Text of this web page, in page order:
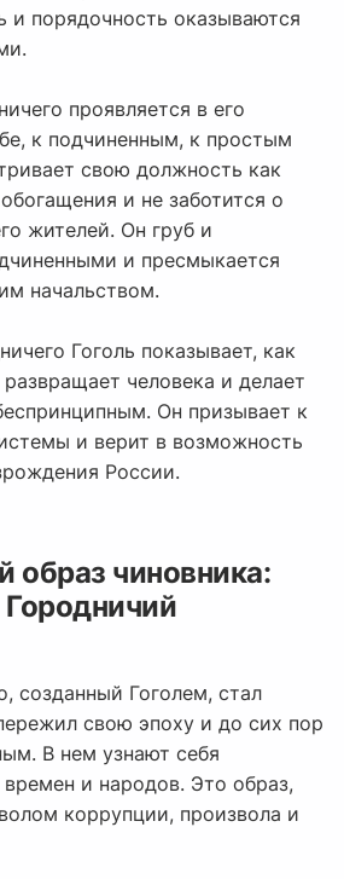
и порядочность оказываются
проявляется в его
к подчиненным, к простым
свою должность как
и не заботится о
жителей. Он груб и
и пресмыкается
начальством.
Гоголь показывает, как
человека и делает
Он призывает к
и верит в возможность
России.
образ чиновника:
Городничий
созданный Гоголем, стал
свою эпоху и до сих пор
В нем узнают себя
и народов. Это образ,
коррупции, произвола и